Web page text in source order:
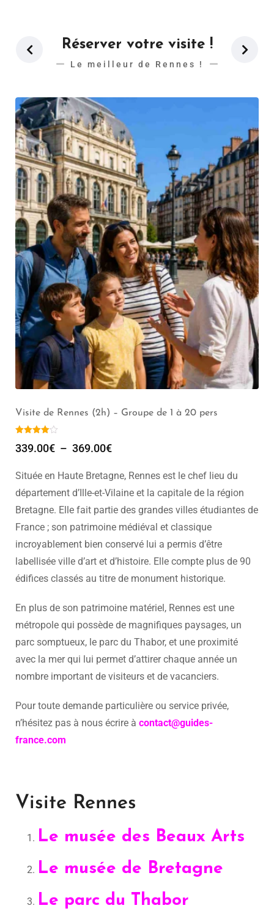
Réserver votre visite !
Le meilleur de Rennes !
Guide Privé Rennes *** (2h)
349.00€
Située en Haute Bretagne, Rennes est le chef lieu du
département d’Ille-et-Vilaine et la capitale de la région
Bretagne. Elle fait partie des grandes villes étudiantes de
France ; son patrimoine médiéval et classique
incroyablement bien conservé lui a permis d’être
labellisée ville d’art et d’histoire. Elle compte plus de 90
édifices classés au titre de monument historique.
En plus de son patrimoine matériel, Rennes est une
métropole qui possède de magnifiques paysages, un
parc somptueux, le parc du Thabor, et une proximité
avec la mer qui lui permet d’attirer chaque année un
nombre important de visiteurs et de vacanciers.
Pour toute demande particulière ou service privée,
n’hésitez pas à nous écrire à contact@guides-
france.com
Visite Rennes
Le musée des Beaux Arts
Le musée de Bretagne
Le parc du Thabor